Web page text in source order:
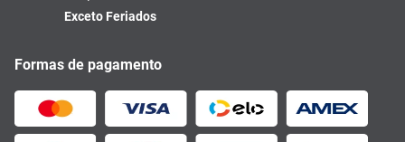
Exceto Feriados
Formas de pagamento